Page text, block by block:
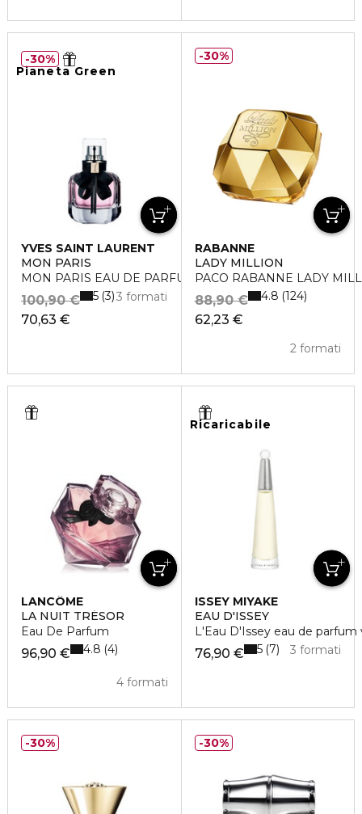
Pianeta Green
YVES SAINT LAURENT
MON PARIS
MON PARIS EAU DE PARFUM
70,63 €
100,90 € 3 formati
5 3
30%
RABANNE
LADY MILLION
PACO RABANNE LADY
62,23 €
88,90 €
2 formati
4.8 124
30%
LANCÔME
LA NUIT TRÉSOR
Eau De Parfum
96,90 €
4 formati
4.8 4
Ricaricabile
ISSEY MIYAKE
EAU D'ISSEY
L'Eau D'Issey eau de
76,90 € 3 formati
5 7
30% 30%